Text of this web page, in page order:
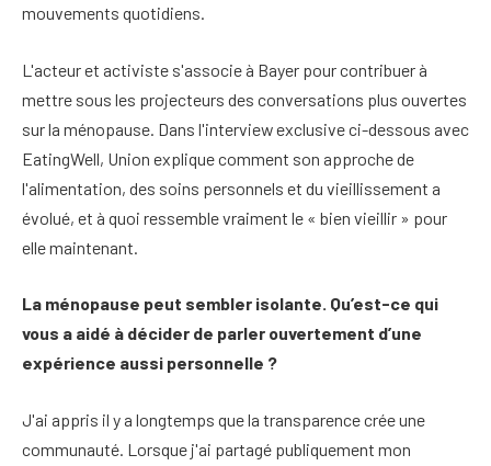
mouvements quotidiens.
L'acteur et activiste s'associe à Bayer pour contribuer à
mettre sous les projecteurs des conversations plus ouvertes
sur la ménopause. Dans l'interview exclusive ci-dessous avec
EatingWell, Union explique comment son approche de
l'alimentation, des soins personnels et du vieillissement a
évolué, et à quoi ressemble vraiment le « bien vieillir » pour
elle maintenant.
La ménopause peut sembler isolante. Qu’est-ce qui
vous a aidé à décider de parler ouvertement d’une
expérience aussi personnelle ?
J'ai appris il y a longtemps que la transparence crée une
communauté. Lorsque j'ai partagé publiquement mon